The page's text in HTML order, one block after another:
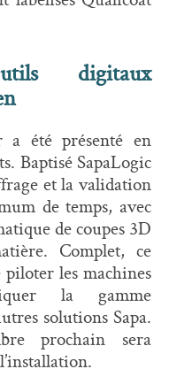
digitaux
a été présenté en
Baptisé SapaLogic
et la validation
de temps, avec
de coupes 3D
Complet, ce
les machines
la gamme
solutions Sapa.
prochain sera